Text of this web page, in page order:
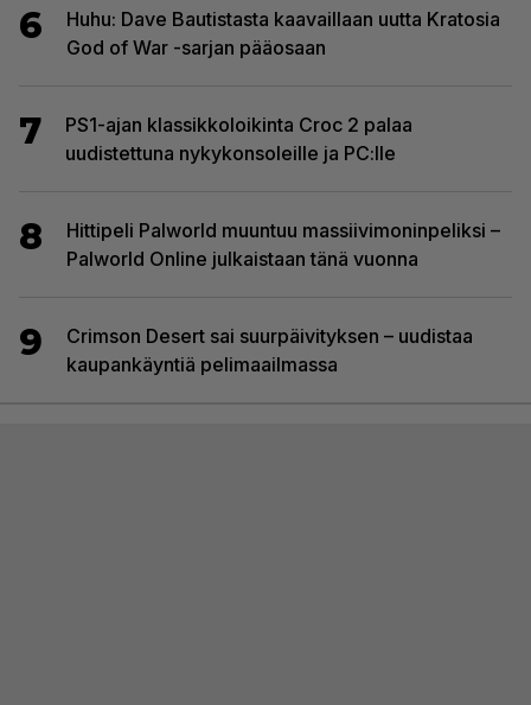
6
Huhu: Dave Bautistasta kaavaillaan uutta Kratosia
God of War -sarjan pääosaan
7
PS1-ajan klassikkoloikinta Croc 2 palaa
uudistettuna nykykonsoleille ja PC:lle
8
Hittipeli Palworld muuntuu massiivimoninpeliksi –
Palworld Online julkaistaan tänä vuonna
9
Crimson Desert sai suurpäivityksen – uudistaa
kaupankäyntiä pelimaailmassa